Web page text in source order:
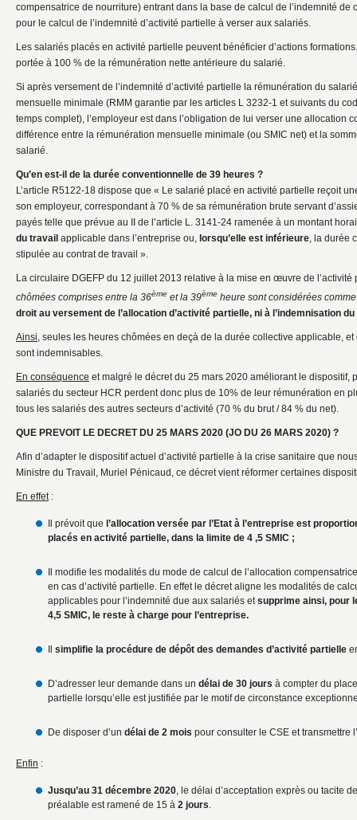
compensatrice de nourriture) entrant dans la base de calcul de l’indemnité de
pour le calcul de l’indemnité d’activité partielle à verser aux salariés.
Les salariés placés en activité partielle peuvent bénéficier d’actions
portée à 100 % de la rémunération nette antérieure du salarié.
Si après versement de l’indemnité d’activité partielle la rémunération du
mensuelle minimale (RMM garantie par les articles L 3232-1 et suivants du
temps complet), l’employeur est dans l’obligation de lui verser une allocation
différence entre la rémunération mensuelle minimale (ou SMIC net) et la
salarié.
Qu’en est-il de la durée conventionnelle de 39 heures ?
L’article R5122-18 dispose que « Le salarié placé en activité partielle reçoit
son employeur, correspondant à 70 % de sa rémunération brute servant
payés telle que prévue au II de l’article L. 3141-24 ramenée à un montant
du travail applicable dans l’entreprise ou, lorsqu’elle est inférieure, la durée
stipulée au contrat de travail ».
La circulaire DGEFP du 12 juillet 2013 relative à la mise en œuvre de
chômées comprises entre la 36ème et la 39ème heure sont considérées
droit au versement de l’allocation d’activité partielle, ni à l’indemnisation
Ainsi, seules les heures chômées en deçà de la durée collective applicable,
sont indemnisables.
En conséquence et malgré le décret du 25 mars 2020 améliorant le dispositif,
salariés du secteur HCR perdent donc plus de 10% de leur rémunération en
tous les salariés des autres secteurs d’activité (70 % du brut / 84 % du net).
QUE PREVOIT LE DECRET DU 25 MARS 2020 (JO DU 26 MARS 2020) ?
Afin d’adapter le dispositif actuel d’activité partielle à la crise sanitaire que
Ministre du Travail, Muriel Pénicaud, ce décret vient réformer certaines
En effet:
Il prévoit que l’allocation versée par l’Etat à l’entreprise est
placés en activité partielle, dans la limite de 4 ,5 SMIC ;
Il modifie les modalités du mode de calcul de l’allocation
en cas d’activité partielle. En effet le décret aligne les modalités de
applicables pour l’indemnité due aux salariés etsupprime ainsi, pour
4,5 SMIC, le reste à charge pour l’entreprise.
simplifie la procédure de dépôt des demandes d’activité partielle
D’adresser leur demande dans un délai de 30 jours à compter du
partielle lorsqu’elle est justifiée par le motif de circonstance
De disposer d’un délai de 2 mois pour consulter le CSE et transmettre
Enfin :
Jusqu’au 31 décembre 2020, le délai d’acceptation exprès ou tacite
préalable est ramené de 15 à 2 jours.